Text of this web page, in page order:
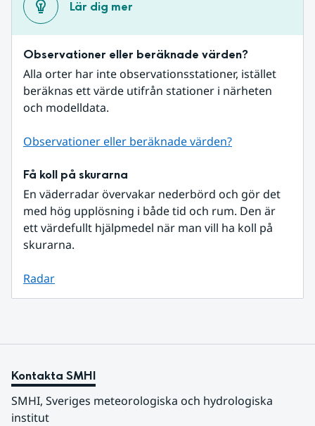
Lär dig mer
Observationer eller beräknade värden?
Alla orter har inte observationsstationer, istället
beräknas ett värde utifrån stationer i närheten
och modelldata.
Observationer eller beräknade värden?
Få koll på skurarna
En väderradar övervakar nederbörd och gör det
med hög upplösning i både tid och rum. Den är
ett värdefullt hjälpmedel när man vill ha koll på
skurarna.
Radar
Kontakta SMHI
SMHI, Sveriges meteorologiska och hydrologiska
institut